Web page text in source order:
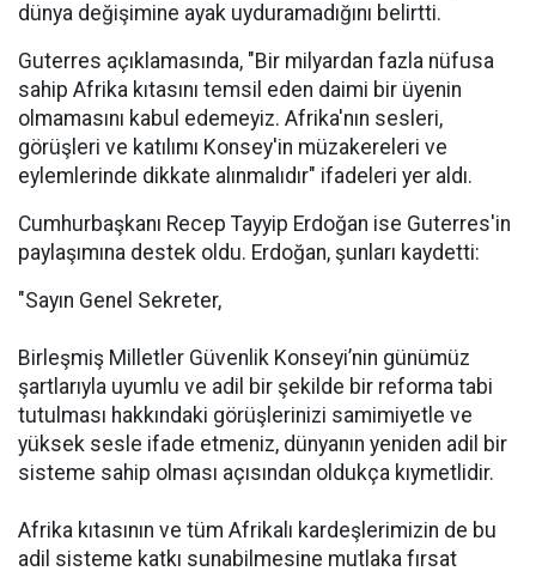
dünya değişimine ayak uyduramadığını belirtti.
Guterres açıklamasında, "Bir milyardan fazla nüfusa
sahip Afrika kıtasını temsil eden daimi bir üyenin
olmamasını kabul edemeyiz. Afrika'nın sesleri,
görüşleri ve katılımı Konsey'in müzakereleri ve
eylemlerinde dikkate alınmalıdır" ifadeleri yer aldı.
Cumhurbaşkanı Recep Tayyip Erdoğan ise Guterres'in
paylaşımına destek oldu. Erdoğan, şunları kaydetti:
"Sayın Genel Sekreter,
Birleşmiş Milletler Güvenlik Konseyi’nin günümüz
şartlarıyla uyumlu ve adil bir şekilde bir reforma tabi
tutulması hakkındaki görüşlerinizi samimiyetle ve
yüksek sesle ifade etmeniz, dünyanın yeniden adil bir
sisteme sahip olması açısından oldukça kıymetlidir.
Afrika kıtasının ve tüm Afrikalı kardeşlerimizin de bu
adil sisteme katkı sunabilmesine mutlaka fırsat